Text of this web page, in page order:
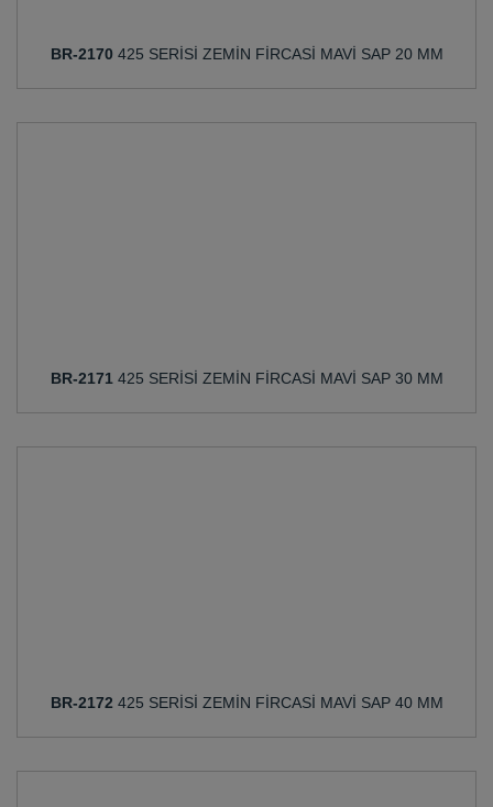
BR-2170 425 SERİSİ ZEMİN FİRCASİ MAVİ SAP 20 MM
BR-2171 425 SERİSİ ZEMİN FİRCASİ MAVİ SAP 30 MM
BR-2172 425 SERİSİ ZEMİN FİRCASİ MAVİ SAP 40 MM